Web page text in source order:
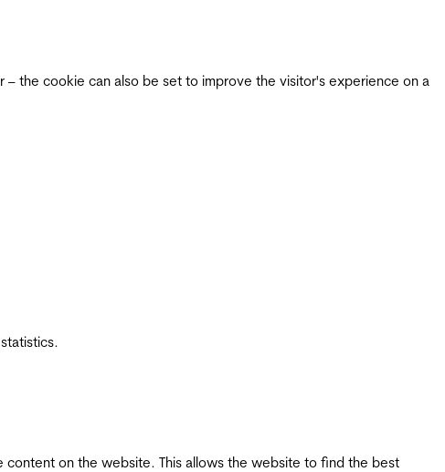
the cookie can also be set to improve the visitor's experience on a
content on the website. This allows the website to find the best